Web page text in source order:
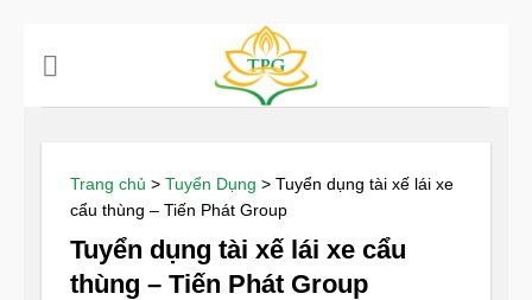
Trang chủ > Tuyển Dụng > Tuyển dụng tài xế lái xe
cẩu thùng – Tiến Phát Group
Tuyển dụng tài xế lái xe cẩu
thùng – Tiến Phát Group